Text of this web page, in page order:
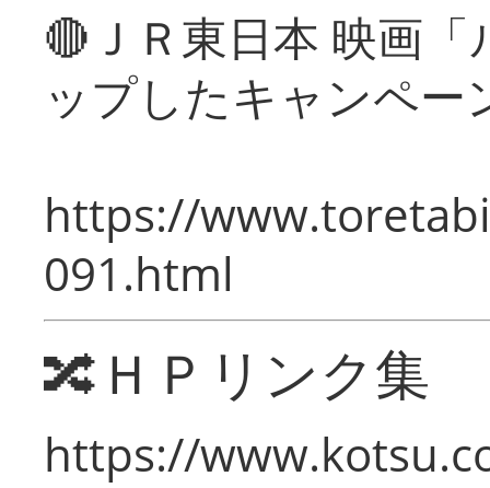
🔴ＪＲ東日本 映画
ップしたキャンペー
https://
091.html
🔀ＨＰリンク集
https://